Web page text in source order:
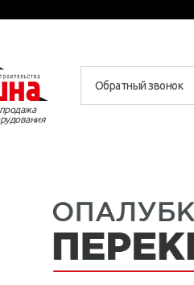
Обратный звонок